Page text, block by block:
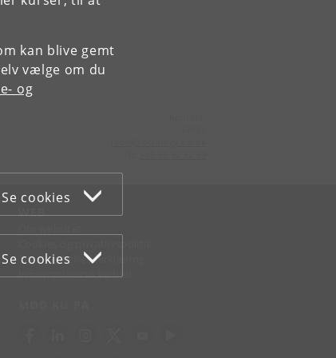
kan blive gemt
vælge om du
og
Se cookies
Se cookies
WEB
Tilgængelighedserklæring
Informationssikkerhed